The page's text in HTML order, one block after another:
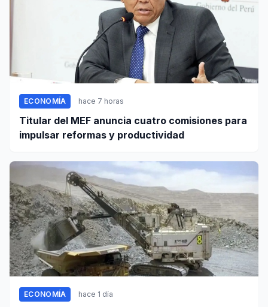
ECONOMÍA hace 7 horas
Titular del MEF anuncia cuatro comisiones para
impulsar reformas y productividad
ECONOMÍA hace 1 día